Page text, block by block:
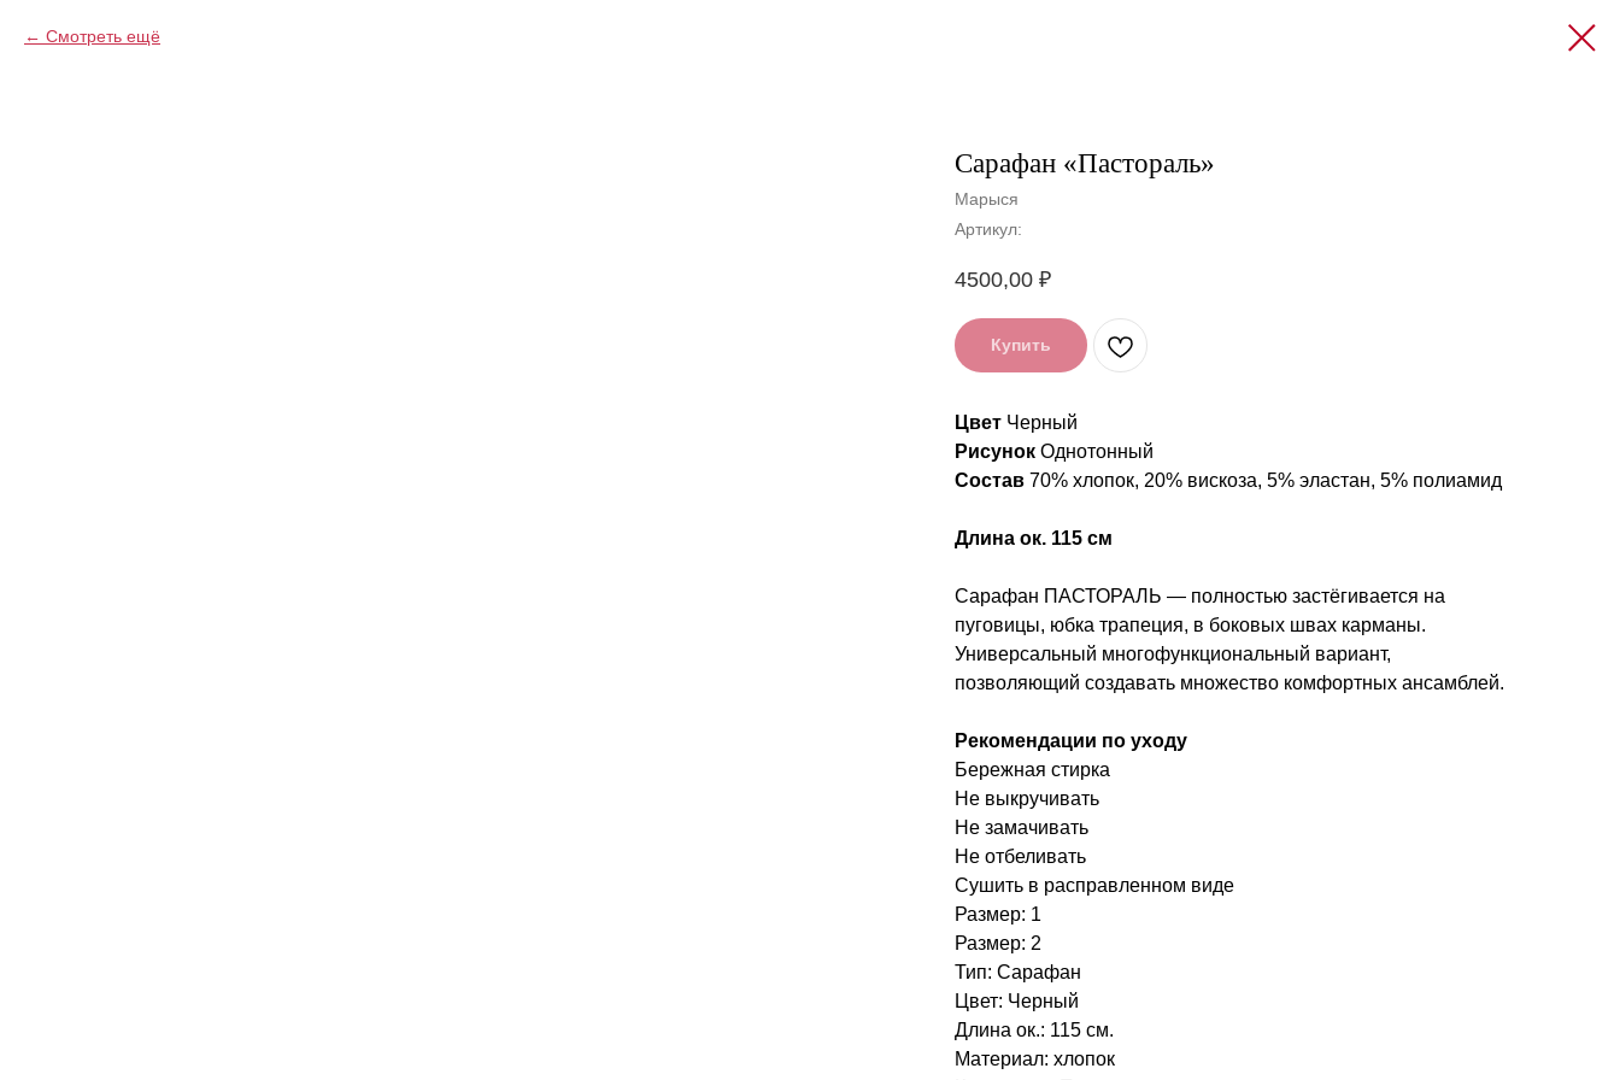
Смотреть ещё
Сарафан «Пастораль»
Марыся
Артикул:
4500,00 ₽
Купить
Цвет Черный
Рисунок Однотонный
Состав 70% хлопок, 20% вискоза, 5% эластан, 5% полиамид
Длина ок. 115 см
Сарафан ПАСТОРАЛЬ — полностью застёгивается на
пуговицы, юбка трапеция, в боковых швах карманы.
Универсальный многофункциональный вариант,
позволяющий создавать множество комфортных ансамблей.
Рекомендации по уходу
Бережная стирка
Не выкручивать
Не замачивать
Не отбеливать
Сушить в расправленном виде
Размер: 1
Размер: 2
Тип: Сарафан
Цвет: Черный
Длина ок.: 115 см.
Материал: хлопок